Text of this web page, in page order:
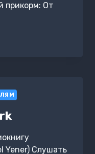
прикорм: От
Yener) Слушать